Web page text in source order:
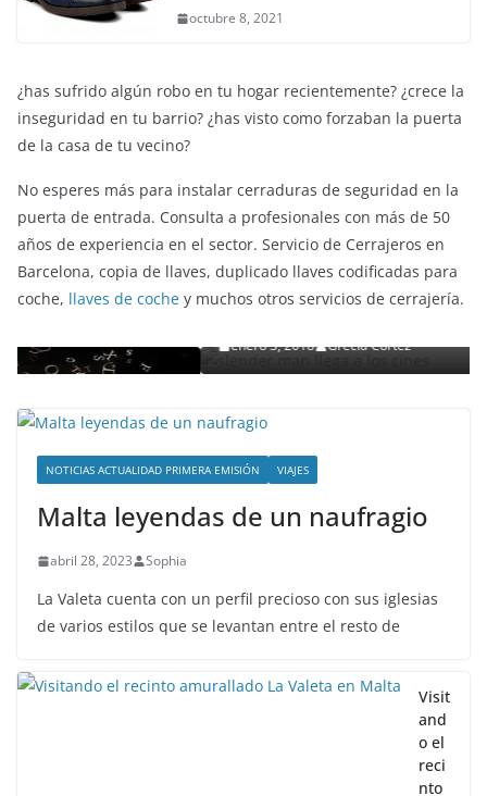
octubre 8, 2021
¿has sufrido algún robo en tu hogar recientemente? ¿crece la
inseguridad en tu barrio? ¿has visto como forzaban la puerta
de la casa de tu vecino?
No esperes más para instalar cerraduras de seguridad en la
puerta de entrada. Consulta a profesionales con más de 50
años de experiencia en el sector. Servicio de Cerrajeros en
Barcelona, copia de llaves, duplicado llaves codificadas para
coche, llaves de coche y muchos otros servicios de cerrajería.
ENTRETENIMIENTO Y CURIOSIDADES LIBROS CINE Y TV
Slender Man llega al cine y te mostramos todos
detalles
enero 3, 2018 Grecia Cortez
NOTICIAS ACTUALIDAD PRIMERA EMISIÓN VIAJES
Malta leyendas de un naufragio
abril 28, 2023 Sophia
La Valeta cuenta con un perfil precioso con sus iglesias
de varios estilos que se levantan entre el resto de
Visit
and
o el
reci
nto